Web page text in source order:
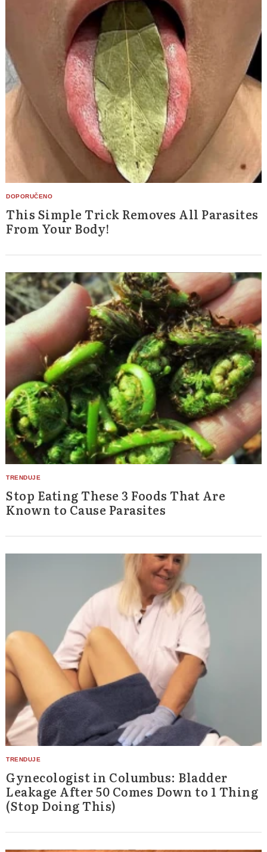
This Simple Trick Removes All Parasites
From Your Body!
Stop Eating These 3 Foods That Are
Known to Cause Parasites
Gynecologist in Columbus: Bladder
Leakage After 50 Comes Down to 1 Thing
(Stop Doing This)